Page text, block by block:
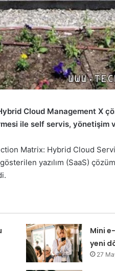
Cloud Management X
ile self servis, yönetişim
Matrix: Hybrid Cloud
yazılım (SaaS)
Mini
yeni
27